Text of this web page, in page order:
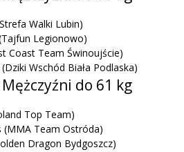
Walki Lubin)
Legionowo)
Coast Team Świnoujście)
Wschód Biała Podlaska)
do 61 kg
Top Team)
(MMA Team Ostróda)
Dragon Bydgoszcz)